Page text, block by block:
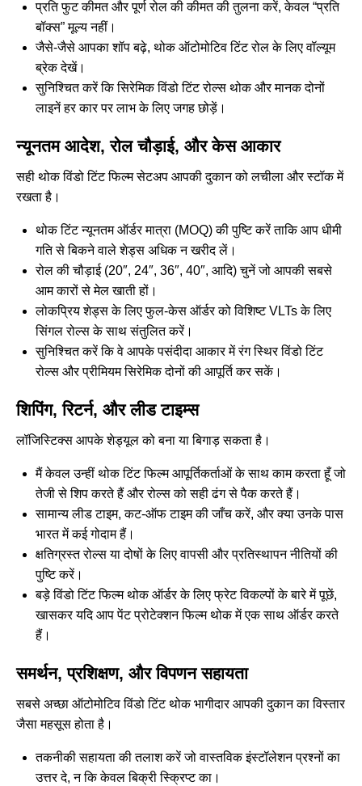
प्रति फुट कीमत और पूर्ण रोल की कीमत की तुलना करें, केवल “प्रति
बॉक्स” मूल्य नहीं।
जैसे-जैसे आपका शॉप बढ़े, थोक ऑटोमोटिव टिंट रोल के लिए वॉल्यूम
ब्रेक देखें।
सुनिश्चित करें कि सिरेमिक विंडो टिंट रोल्स थोक और मानक दोनों
लाइनें हर कार पर लाभ के लिए जगह छोड़ें।
न्यूनतम आदेश, रोल चौड़ाई, और केस आकार
सही थोक विंडो टिंट फिल्म सेटअप आपकी दुकान को लचीला और स्टॉक में
रखता है।
थोक टिंट न्यूनतम ऑर्डर मात्रा (MOQ) की पुष्टि करें ताकि आप धीमी
गति से बिकने वाले शेड्स अधिक न खरीद लें।
रोल की चौड़ाई (20″, 24″, 36″, 40″, आदि) चुनें जो आपकी सबसे
आम कारों से मेल खाती हों।
लोकप्रिय शेड्स के लिए फुल-केस ऑर्डर को विशिष्ट VLTs के लिए
सिंगल रोल्स के साथ संतुलित करें।
सुनिश्चित करें कि वे आपके पसंदीदा आकार में रंग स्थिर विंडो टिंट
रोल्स और प्रीमियम सिरेमिक दोनों की आपूर्ति कर सकें।
शिपिंग, रिटर्न, और लीड टाइम्स
लॉजिस्टिक्स आपके शेड्यूल को बना या बिगाड़ सकता है।
मैं केवल उन्हीं थोक टिंट फिल्म आपूर्तिकर्ताओं के साथ काम करता हूँ जो
तेजी से शिप करते हैं और रोल्स को सही ढंग से पैक करते हैं।
सामान्य लीड टाइम, कट-ऑफ टाइम की जाँच करें, और क्या उनके पास
भारत में कई गोदाम हैं।
क्षतिग्रस्त रोल्स या दोषों के लिए वापसी और प्रतिस्थापन नीतियों की
पुष्टि करें।
बड़े विंडो टिंट फिल्म थोक ऑर्डर के लिए फ्रेट विकल्पों के बारे में पूछें,
खासकर यदि आप पेंट प्रोटेक्शन फिल्म थोक में एक साथ ऑर्डर करते
हैं।
समर्थन, प्रशिक्षण, और विपणन सहायता
सबसे अच्छा ऑटोमोटिव विंडो टिंट थोक भागीदार आपकी दुकान का विस्तार
जैसा महसूस होता है।
तकनीकी सहायता की तलाश करें जो वास्तविक इंस्टॉलेशन प्रश्नों का
उत्तर दे, न कि केवल बिक्री स्क्रिप्ट का।